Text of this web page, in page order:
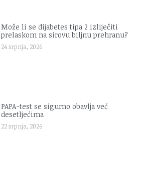
Može li se dijabetes tipa 2 izliječiti
prelaskom na sirovu biljnu prehranu?
24 srpnja, 2026
PAPA-test se sigurno obavlja već
desetljećima
22 srpnja, 2026